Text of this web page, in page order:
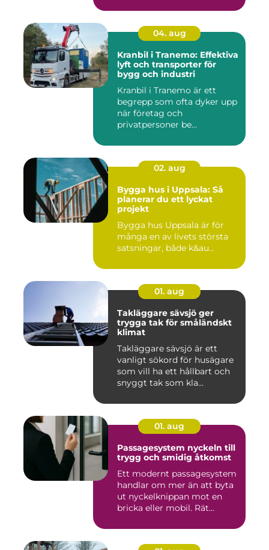
04. aug
Kranbil i Tranemo: Effektiva
lyft och transporter för
bygg och industri
Kranbil i Tranemo är ett
begrepp som ofta dyker upp
när företag och
privatpersoner be...
02. aug
Bygga hus i Uppsala: Så
planerar du ett lyckat
projekt
Bygga hus Uppsala är för
många en av livets största
satsningar, både k&au...
01. aug
Takläggare sävsjö ger
trygga tak för småländskt
klimat
Takläggare sävsjö är ett
vanligt sökord för husägare
som vill ha ett hållbart och
snyggt tak som kla...
01. aug
Passagesystem nyckeln till
trygg och smidig åtkomst
Ett modernt passagesystem
handlar om mer än att byta
ut nyckelknippan mot en
bricka eller mobil. Rät...